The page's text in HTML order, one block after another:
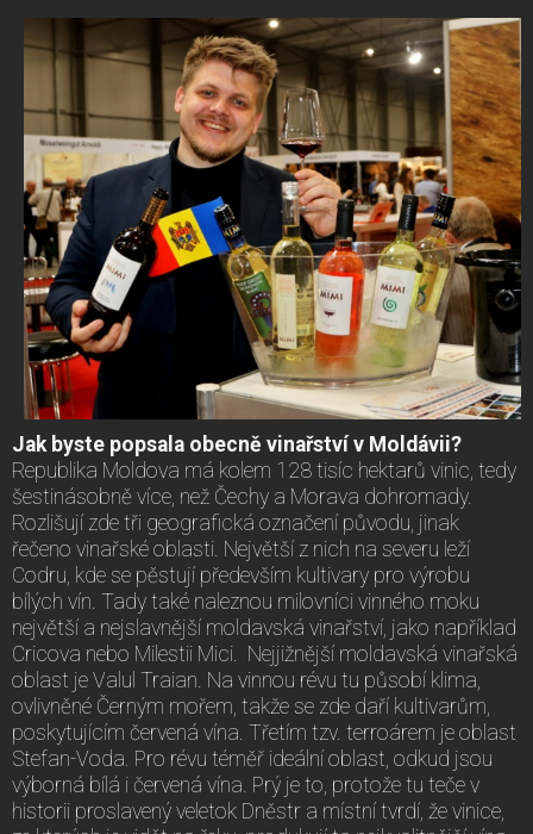
Jak byste popsala obecně vinařství v Moldávii?
Republika Moldova má kolem 128 tisíc hektarů vinic, tedy
šestinásobně více, než Čechy a Morava dohromady.
Rozlišují zde tři geografická označení původu, jinak
řečeno vinařské oblasti. Největší z nich na severu leží
Codru, kde se pěstují především kultivary pro výrobu
bílých vín. Tady také naleznou milovníci vinného moku
největší a nejslavnější moldavská vinařství, jako například
Cricova nebo Milestii Mici. Nejjižnější moldavská vinařská
oblast je Valul Traian. Na vinnou révu tu působí klima,
ovlivněné Černým mořem, takže se zde daří kultivarům,
poskytujícím červená vína. Třetím tzv. terroárem je oblast
Stefan-Voda. Pro révu téměř ideální oblast, odkud jsou
výborná bílá i červená vína. Prý je to, protože tu teče v
historii proslavený veletok Dněstr a místní tvrdí, že vinice,